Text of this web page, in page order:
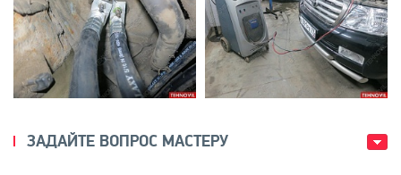
ЗАДАЙТЕ ВОПРОС МАСТЕРУ